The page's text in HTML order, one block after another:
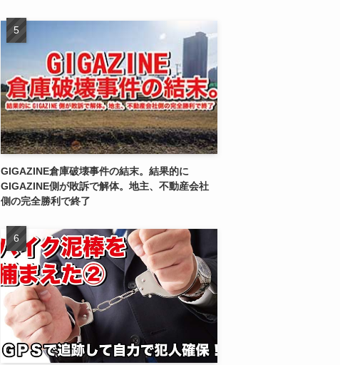
GIGAZINE倉庫破壊事件の結末。結果的に
GIGAZINE側が敗訴で解体。地主、不動産会社
側の完全勝利で終了